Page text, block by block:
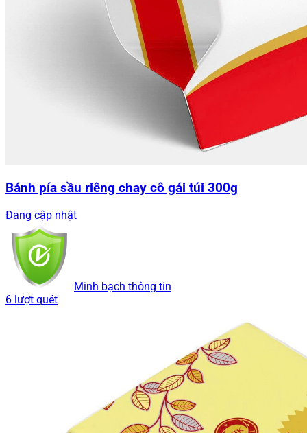
Bánh pía sầu riêng chay cô gái túi 300g
Đang cập nhật
Minh bạch thông tin
6 lượt quét